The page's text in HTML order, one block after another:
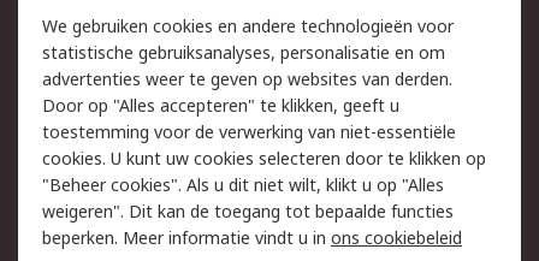
Track & Trace
Wettelijk
Cookiebeleid
Email veiligheid
Privacybeleid -
Bijgewerkt
Websitevoorwaarden
Algemene
verkoopvoorwaarden
We gebruiken cookies en andere technologieën voor
statistische gebruiksanalyses, personalisatie en om
advertenties weer te geven op websites van derden.
Door op "Alles accepteren" te klikken, geeft u
toestemming voor de verwerking van niet-essentiële
cookies. U kunt uw cookies selecteren door te klikken op
"Beheer cookies". Als u dit niet wilt, klikt u op "Alles
weigeren". Dit kan de toegang tot bepaalde functies
beperken. Meer informatie vindt u in ons cookiebeleid